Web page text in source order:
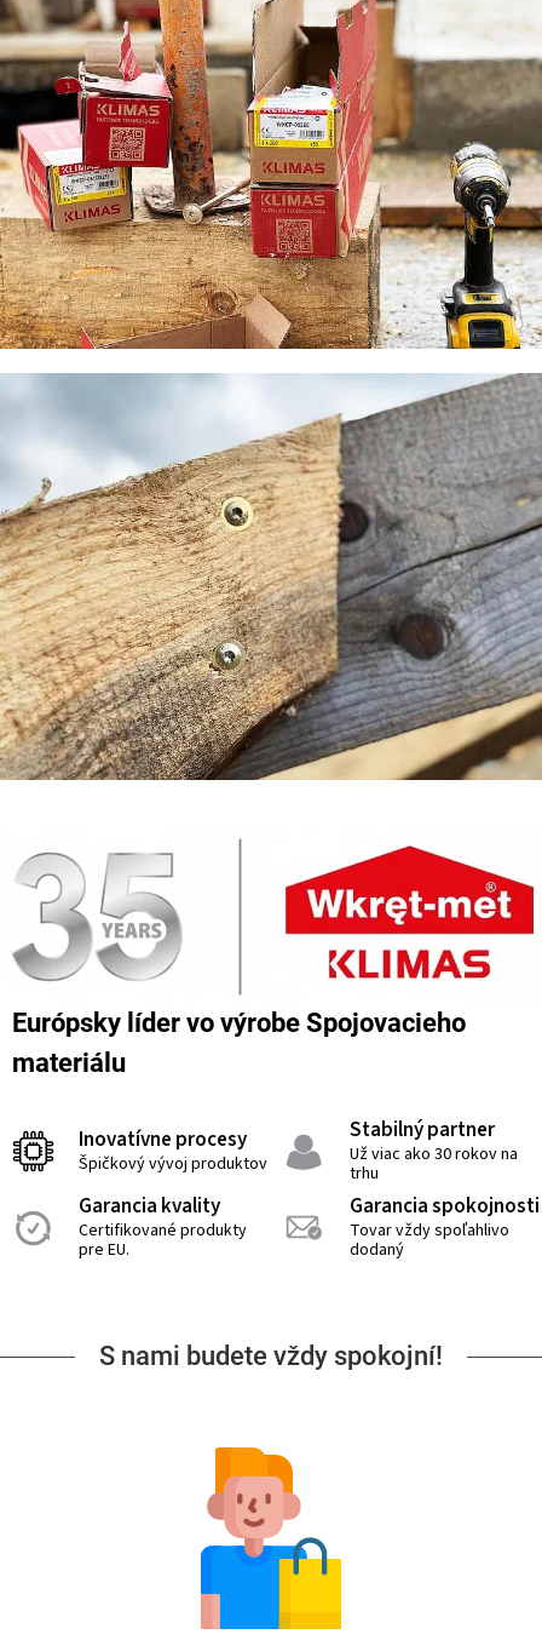
Európsky líder vo výrobe Spojovacieho
materiálu
Inovatívne procesy
Špičkový vývoj produktov
Stabilný partner
Už viac ako 30 rokov na
trhu
Garancia kvality
Certifikované produkty
pre EU.
Garancia spokojnosti
Tovar vždy spoľahlivo
dodaný
S nami budete vždy spokojní!